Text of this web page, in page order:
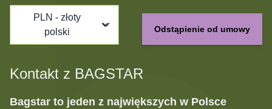
PLN - złoty
polski
Odstąpienie od umowy
Kontakt z BAGSTAR
Bagstar to jeden z największych w Polsce